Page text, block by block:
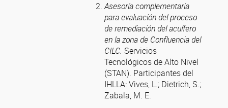
Asesoría complementaria
para evaluación del proceso
de remediación del acuífero
en la zona de Confluencia del
CILC. Servicios
Tecnológicos de Alto Nivel
(STAN). Participantes del
IHLLA:Vives, L.; Dietrich, S.;
Zabala, M. E.